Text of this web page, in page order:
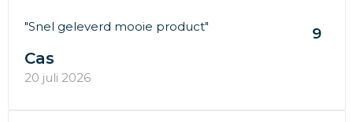
"Snel geleverd mooie product" 9
Cas
20 juli 2026